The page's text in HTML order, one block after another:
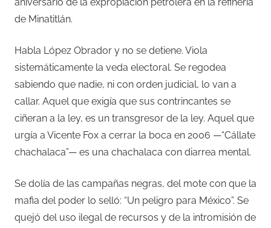
aniversario de la expropiación petrolera en la refinería
de Minatitlán.
Habla López Obrador y no se detiene. Viola
sistemáticamente la veda electoral. Se regodea
sabiendo que nadie, ni con orden judicial, lo van a
callar. Aquel que exigía que sus contrincantes se
ciñeran a la ley, es un transgresor de la ley. Aquel que
urgía a Vicente Fox a cerrar la boca en 2006 —“Cállate
chachalaca”— es una chachalaca con diarrea mental.
Se dolía de las campañas negras, del mote con que la
mafia del poder lo selló: “Un peligro para México”. Se
quejó del uso ilegal de recursos y de la intromisión de